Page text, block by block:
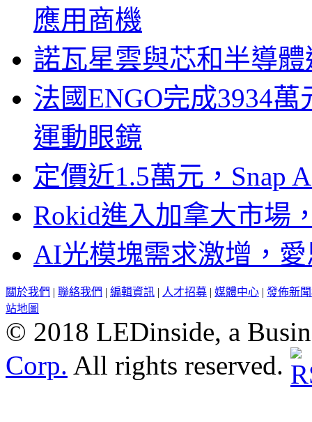
應用商機
諾瓦星雲與芯和半導
法國ENGO完成3934
運動眼鏡
定價近1.5萬元，Snap
Rokid進入加拿大市場
AI光模塊需求激增，
關於我們 | 聯絡我們 | 編輯資訊 | 人才招募 | 媒體中心 | 發佈新
站地圖
© 2018 LEDinside, a
Corp. All rights reserved.